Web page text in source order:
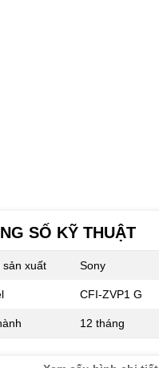
SỐ KỸ THUẬT
sản xuất Sony
CFI-ZVP1 G
12 tháng